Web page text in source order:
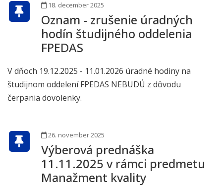
18. december 2025
Oznam - zrušenie úradných
hodín študijného oddelenia
FPEDAS
V dňoch 19.12.2025 - 11.01.2026 úradné hodiny na
študijnom oddelení FPEDAS NEBUDÚ z dôvodu
čerpania dovolenky.
26. november 2025
Výberová prednáška
11.11.2025 v rámci predmetu
Manažment kvality